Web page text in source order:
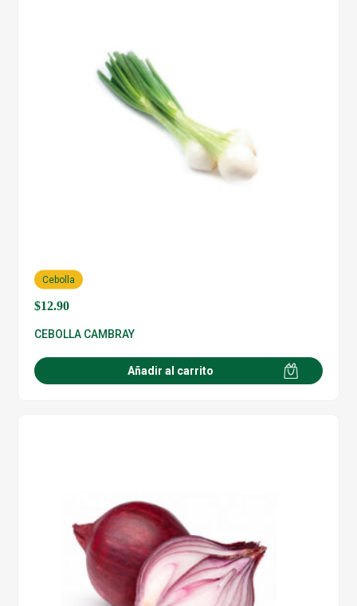
$12.90
Cebolla
CEBOLLA CAMBRAY
Añadir al carrito